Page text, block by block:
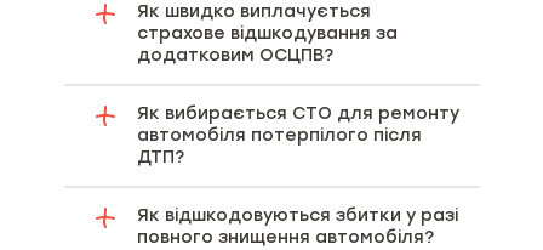
Як швидко виплачується
страхове відшкодування за
додатковим ОСЦПВ?
Як вибирається СТО для ремонту
автомобіля потерпілого після
ДТП?
Як відшкодовуються збитки у разі
повного знищення автомобіля?